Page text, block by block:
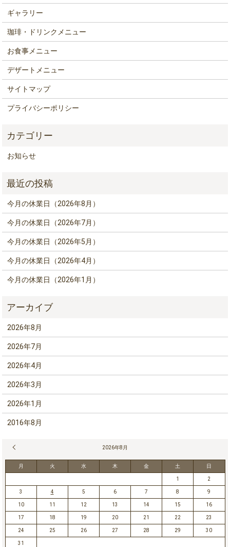
ギャラリー
珈琲・ドリンクメニュー
お食事メニュー
デザートメニュー
サイトマップ
プライバシーポリシー
お知らせ
今月の休業日（2026年8月）
今月の休業日（2026年7月）
今月の休業日（2026年5月）
今月の休業日（2026年4月）
今月の休業日（2026年1月）
2026年8月
2026年7月
2026年4月
2026年3月
2026年1月
2016年8月
2026年8月
月 火 水 木 金 土 日
1 2
3 4 5 6 7 8 9
10 11 12 13 14 15 16
17 18 19 20 21 22 23
24 25 26 27 28 29 30
31